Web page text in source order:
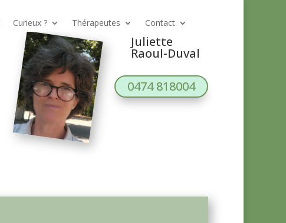
Curieux ? Thérapeutes Contact
Juliette
Raoul-Duval
0474 818004